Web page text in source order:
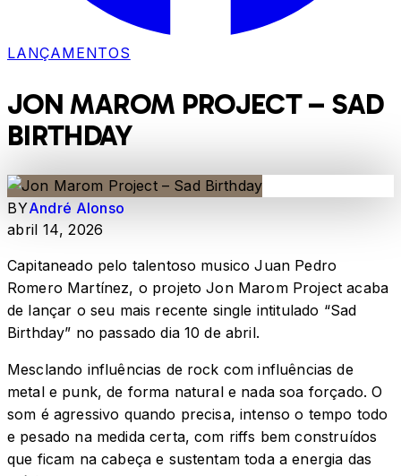
LANÇAMENTOS
JON MAROM PROJECT – SAD
BIRTHDAY
BYAndré Alonso
abril 14, 2026
Capitaneado pelo talentoso musico Juan Pedro
Romero Martínez, o projeto Jon Marom Project acaba
de lançar o seu mais recente single intitulado “Sad
Birthday” no passado dia 10 de abril.
Mesclando influências de rock com influências de
metal e punk, de forma natural e nada soa forçado. O
som é agressivo quando precisa, intenso o tempo todo
e pesado na medida certa, com riffs bem construídos
que ficam na cabeça e sustentam toda a energia das